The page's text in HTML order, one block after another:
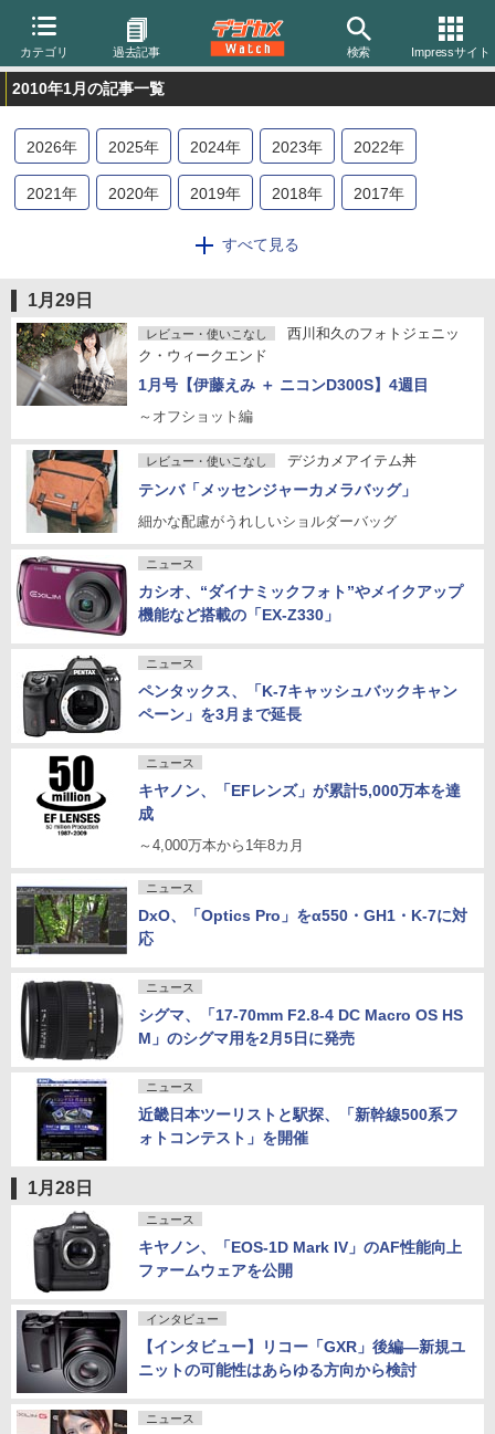
カテゴリ 過去記事 検索 Impressサイト
2010年1月の記事一覧
2026年 2025年 2024年 2023年 2022年
2021年 2020年 2019年 2018年 2017年
2014年 2013
2006年 2005 年 2004年
すべて見る
1月29日
レビュー・使いこなし
西川和久のフォトジェニッ
ク・ウィークエンド
1月号【伊藤えみ ＋ ニコンD300S】4週目
～オフショット編
レビュー・使いこなし デジカメアイテム丼
テンバ「メッセンジャーカメラバッグ」
細かな配慮がうれしいショルダーバッグ
ニュース
カシオ、“ダイナミックフォト”やメイクアップ
機能など搭載の「EX-Z330」
ニュース
ペンタックス、「K-7キャッシュバックキャン
ペーン」を3月まで延長
ニュース
キヤノン、「EFレンズ」が累計5,000万本を達
成
～4,000万本から1年8カ月
ニュース
DxO、「Optics Pro」をα550・GH1・K-7に対
応
ニュース
シグマ、「17-70mm F2.8-4 DC Macro OS HS
M」のシグマ用を2月5日に発売
ニュース
近畿日本ツーリストと駅探、「新幹線500系フ
ォトコンテスト」を開催
1月28日
ニュース
キヤノン、「EOS-1D Mark IV」のAF性能向上
ファームウェアを公開
インタビュー
【インタビュー】リコー「GXR」後編―新規ユ
ニットの可能性はあらゆる方向から検討
ニュース